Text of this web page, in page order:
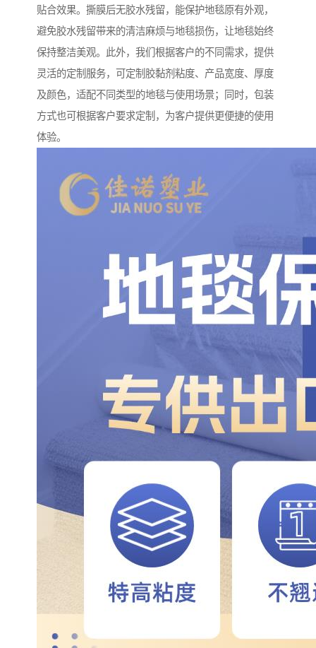
贴合效果。撕膜后无胶水残留，能保护地毯原有外观，
避免胶水残留带来的清洁麻烦与地毯损伤，让地毯始终
保持整洁美观。此外，我们根据客户的不同需求，提供
灵活的定制服务，可定制胶黏剂粘度、产品宽度、厚度
及颜色，适配不同类型的地毯与使用场景；同时，包装
方式也可根据客户要求定制，为客户提供更便捷的使用
体验。